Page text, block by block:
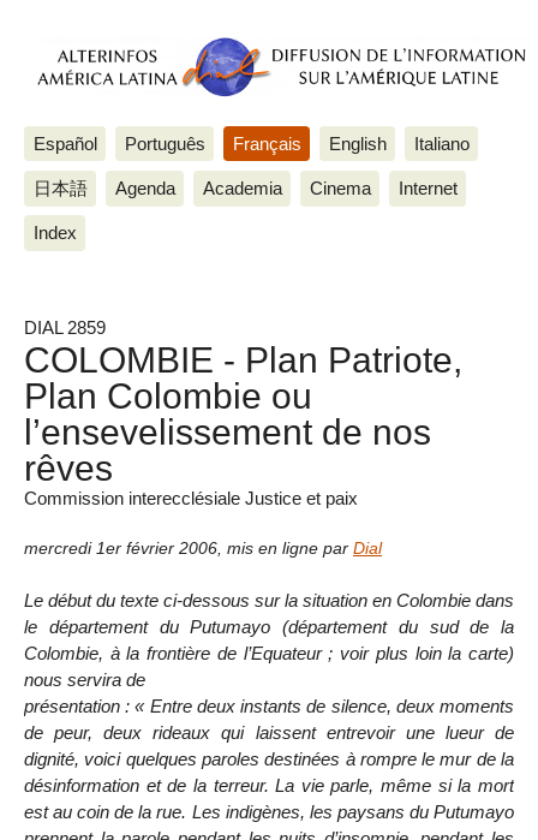
Español Português Français English Italiano
日本語 Agenda Academia Cinema Internet
Index
DIAL 2859
COLOMBIE - Plan Patriote,
Plan Colombie ou
l’ensevelissement de nos
rêves
Commission interecclésiale Justice et paix
mercredi 1er février 2006 mis en ligne par Dial
Le début du texte ci-dessous sur la situation en Colombie dans
le département du Putumayo (département du sud de la
Colombie, à la frontière de l’Equateur ; voir plus loin la carte)
nous servira de
présentation : « Entre deux instants de silence, deux moments
de peur, deux rideaux qui laissent entrevoir une lueur de
dignité, voici quelques paroles destinées à rompre le mur de la
désinformation et de la terreur. La vie parle, même si la mort
est au coin de la rue. Les indigènes, les paysans du Putumayo